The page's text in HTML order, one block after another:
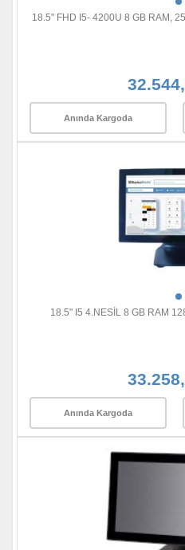
18.5" FHD I5- 4200U 8 GB RAM,
Anında Kargoda
18.5" I5 4.NESİL 8 GB RAM
Anında Kargoda